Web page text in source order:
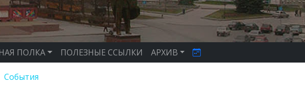
ПОЛКА ПОЛЕЗНЫЕ ССЫЛКИ АРХИВ
События